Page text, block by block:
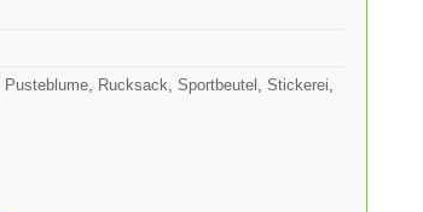
Pusteblume, Rucksack, Sportbeutel , Stickerei,